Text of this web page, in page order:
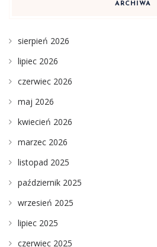
ARCHIWA
sierpień 2026
lipiec 2026
czerwiec 2026
maj 2026
kwiecień 2026
marzec 2026
listopad 2025
październik 2025
wrzesień 2025
lipiec 2025
czerwiec 2025